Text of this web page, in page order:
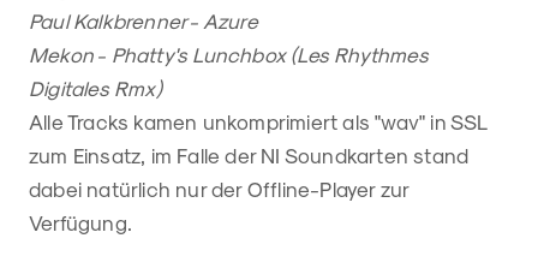
Paul Kalkbrenner - Azure
Mekon - Phatty's Lunchbox (Les Rhythmes
Digitales Rmx)
Alle Tracks kamen unkomprimiert als "wav" in SSL
zum Einsatz, im Falle der NI Soundkarten stand
dabei natürlich nur der Offline-Player zur
Verfügung.